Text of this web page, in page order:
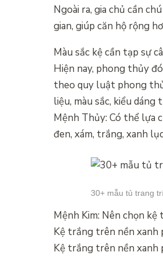
Ngoài ra, gia chủ cần
gian, giúp căn hộ rộng
Màu sắc kệ cần tạp sự
Hiện nay, phong thủy
theo quy luật phong
liệu, màu sắc, kiểu
Mệnh Thủy: Có thể lựa
đen, xám, trắng, xanh
30+ mẫu tủ trang
Mệnh Kim: Nên chọn
Kệ trắng trên nền xanh
Kệ trắng trên nền xanh